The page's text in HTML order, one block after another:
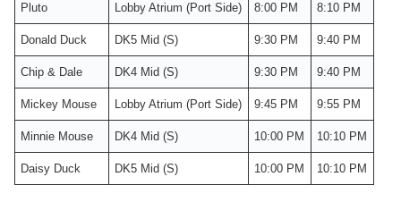
Pluto Lobby Atrium (Port Side) 8:00 PM 8:10 PM
Donald Duck DK5 Mid (S) 9:30 PM 9:40 PM
Chip & Dale DK4 Mid (S) 9:30 PM 9:40 PM
Mickey Mouse Lobby Atrium (Port Side) 9:45 PM 9:55 PM
Minnie Mouse DK4 Mid (S) 10:00 PM 10:10 PM
Daisy Duck DK5 Mid (S) 10:00 PM 10:10 PM